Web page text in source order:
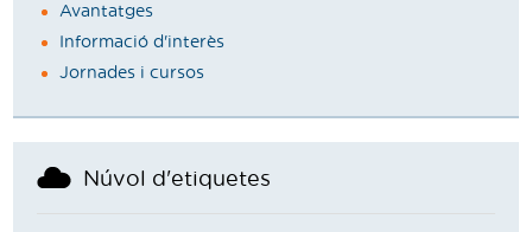
Avantatges
Informació d'interès
Jornades i cursos
Núvol d'etiquetes